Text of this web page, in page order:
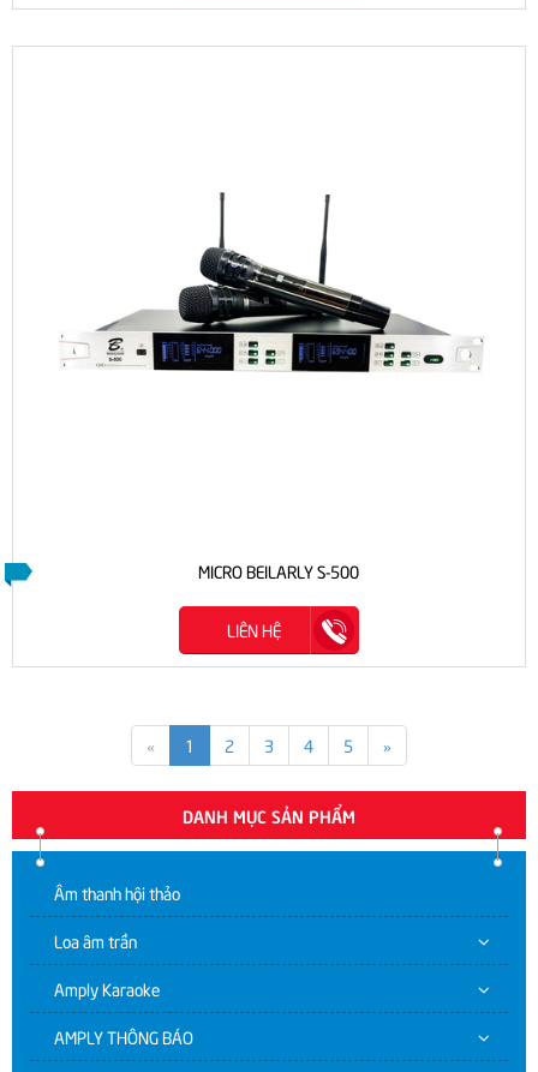
MICRO BEILARLY S-500
LIÊN HỆ
« 1 2 3 4 5 »
DANH MỤC SẢN PHẨM
Âm thanh hội thảo
Loa âm trần
Amply Karaoke
AMPLY THÔNG BÁO